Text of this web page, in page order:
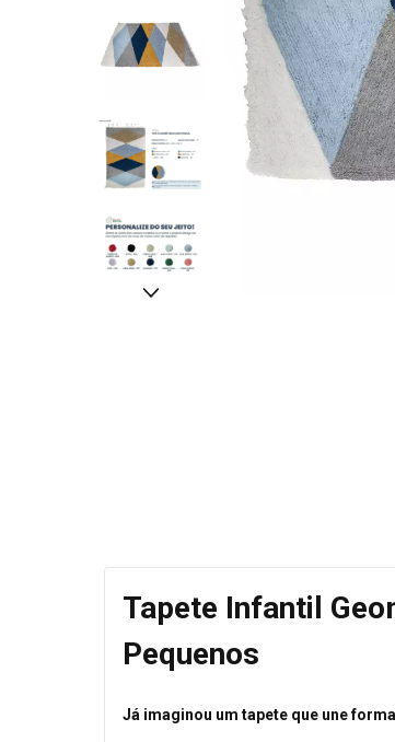
Tapete Infantil
Pequenos
Já imaginou um tapete que une